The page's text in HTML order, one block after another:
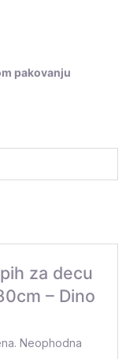
pakovanju
za decu
– Dino
Neophodna